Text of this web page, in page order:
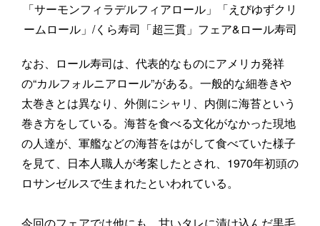
「サーモンフィラデルフィアロール」「えびゆずクリ
ームロール」/くら寿司「超三貫」フェア&ロール寿司
なお、ロール寿司は、代表的なものにアメリカ発祥
の“カルフォルニアロール”がある。一般的な細巻きや
太巻きとは異なり、外側にシャリ、内側に海苔という
巻き方をしている。海苔を食べる文化がなかった現地
の人達が、軍艦などの海苔をはがして食べていた様子
を見て、日本人職人が考案したとされ、1970年初頭の
ロサンゼルスで生まれたといわれている。